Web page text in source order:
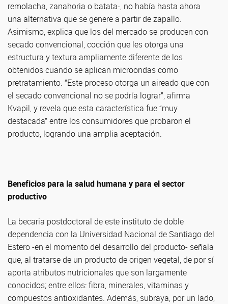
remolacha, zanahoria o batata-, no había hasta ahora
una alternativa que se genere a partir de zapallo.
Asimismo, explica que los del mercado se producen con
secado convencional, cocción que les otorga una
estructura y textura ampliamente diferente de los
obtenidos cuando se aplican microondas como
pretratamiento. “Este proceso otorga un aireado que con
el secado convencional no se podría lograr”, afirma
Kvapil, y revela que esta característica fue “muy
destacada” entre los consumidores que probaron el
producto, logrando una amplia aceptación.
Beneficios para la salud humana y para el sector
productivo
La becaria postdoctoral de este instituto de doble
dependencia con la Universidad Nacional de Santiago del
Estero -en el momento del desarrollo del producto- señala
que, al tratarse de un producto de origen vegetal, de por sí
aporta atributos nutricionales que son largamente
conocidos; entre ellos: fibra, minerales, vitaminas y
compuestos antioxidantes. Además, subraya, por un lado,